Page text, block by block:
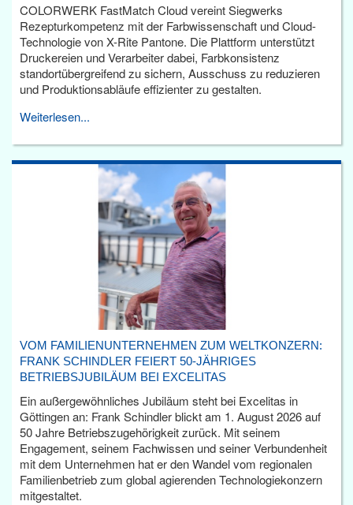
COLORWERK FastMatch Cloud vereint Siegwerks
Rezepturkompetenz mit der Farbwissenschaft und Cloud-
Technologie von X-Rite Pantone. Die Plattform unterstützt
Druckereien und Verarbeiter dabei, Farbkonsistenz
standortübergreifend zu sichern, Ausschuss zu reduzieren
und Produktionsabläufe effizienter zu gestalten.
Weiterlesen...
VOM FAMILIENUNTERNEHMEN ZUM WELTKONZERN:
FRANK SCHINDLER FEIERT 50-JÄHRIGES
BETRIEBSJUBILÄUM BEI EXCELITAS
Ein außergewöhnliches Jubiläum steht bei Excelitas in
Göttingen an: Frank Schindler blickt am 1. August 2026 auf
50 Jahre Betriebszugehörigkeit zurück. Mit seinem
Engagement, seinem Fachwissen und seiner Verbundenheit
mit dem Unternehmen hat er den Wandel vom regionalen
Familienbetrieb zum global agierenden Technologiekonzern
mitgestaltet.